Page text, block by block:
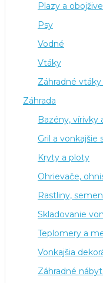
Plazy a
Psy
Vodné
Vtáky
Záhradné vtáky
Záhrada
Bazény, vírivky
Gril a vonkajšie
Kryty a ploty
Ohrievače,
Rastliny,
Skladovanie
Teplomery a
Vonkajšia
Záhradné